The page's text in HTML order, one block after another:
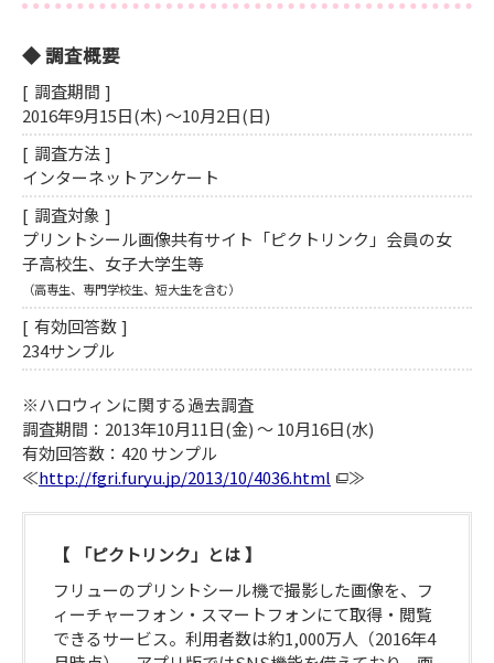
調査概要
調査期間
2016年9月15日(木) ～10月2日(日)
調査方法
インターネットアンケート
調査対象
プリントシール画像共有サイト「ピクトリンク」会員の女
子高校生、女子大学生等
（高専生、専門学校生、短大生を含む）
有効回答数
234サンプル
※ハロウィンに関する過去調査
調査期間：2013年10月11日(金) ～ 10月16日(水)
有効回答数：420 サンプル
≪http://fgri.furyu.jp/2013/10/4036.html ≫
「ピクトリンク」とは
フリューのプリントシール機で撮影した画像を、フ
ィーチャーフォン・スマートフォンにて取得・閲覧
できるサービス。利用者数は約1,000万人（2016年4